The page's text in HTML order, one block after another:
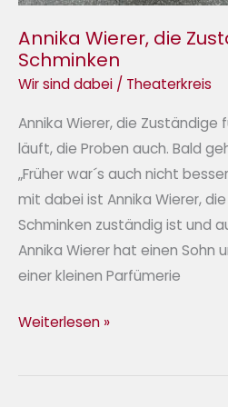
Annika Wierer, die
Schminken
Wir sind dabei / Theaterkreis
Annika Wierer, die Zuständige
läuft, die Proben auch. Bald
„Früher war´s auch nicht
mit dabei ist Annika Wierer,
Schminken zuständig ist und
Annika Wierer hat einen Sohn
einer kleinen Parfümerie
Weiterlesen »